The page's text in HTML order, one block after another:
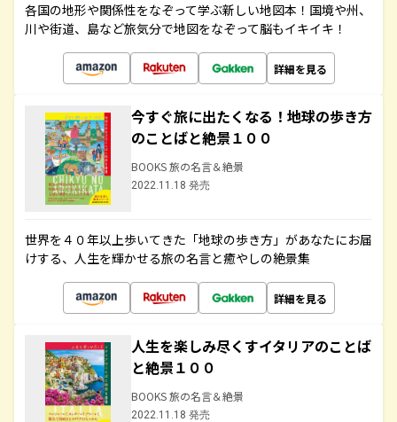
各国の地形や関係性をなぞって学ぶ新しい地図本！国境や州、
川や街道、島など旅気分で地図をなぞって脳もイキイキ！
詳細を見る
今すぐ旅に出たくなる！地球の歩き方
のことばと絶景１００
BOOKS 旅の名言＆絶景
2022.11.18 発売
世界を４０年以上歩いてきた「地球の歩き方」があなたにお届
けする、人生を輝かせる旅の名言と癒やしの絶景集
詳細を見る
人生を楽しみ尽くすイタリアのことば
と絶景１００
BOOKS 旅の名言＆絶景
2022.11.18 発売